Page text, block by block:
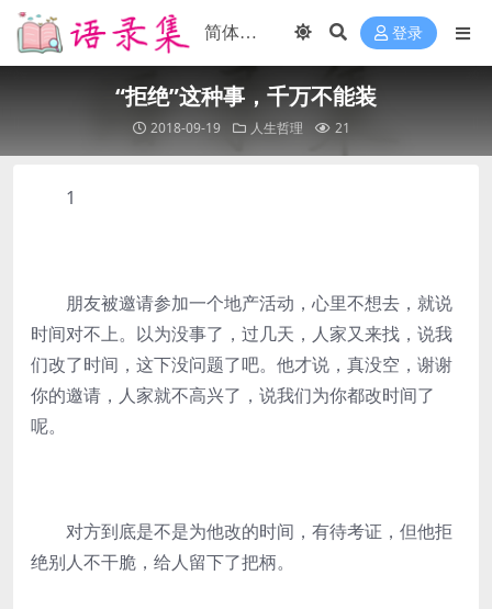
登录
“拒绝”这种事，千万不能装
2018-09-19 人生哲理 21
1
朋友被邀请参加一个地产活动，心里不想去，就说
时间对不上。以为没事了，过几天，人家又来找，说我
们改了时间，这下没问题了吧。他才说，真没空，谢谢
你的邀请，人家就不高兴了，说我们为你都改时间了
呢。
对方到底是不是为他改的时间，有待考证，但他拒
绝别人不干脆，给人留下了把柄。